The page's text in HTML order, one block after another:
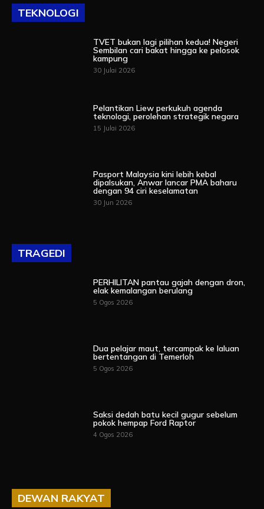
TEKNOLOGI
TVET bukan lagi pilihan kedua! Negeri
Sembilan cari bakat hingga ke pelosok
kampung
30 Julai 2026
Pelantikan Liew perkukuh agenda
teknologi, perolehan strategik negara
15 Julai 2026
Pasport Malaysia kini lebih kebal
dipalsukan, Anwar lancar PMA baharu
dengan 94 ciri keselamatan
30 Jun 2026
TRAGEDI
PERHILITAN pantau gajah dengan dron,
elak kemalangan berulang
5 Ogos 2026
Dua pelajar maut, tercampak ke laluan
bertentangan di Temerloh
5 Ogos 2026
Saksi dedah batu kecil gugur sebelum
pokok hempap Ford Raptor
4 Ogos 2026
DEWAN RAKYAT